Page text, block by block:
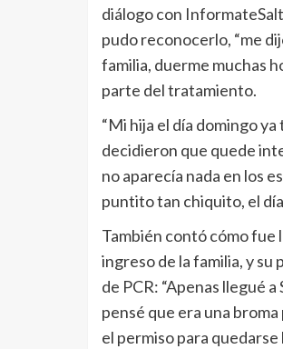
diálogo con
pudo reconocerlo, “me
familia, duerme muchas
parte del tratamiento.
“Mi hija el día domingo
decidieron que quede
no aparecía nada en los
puntito tan chiquito, el
También contó cómo fue
ingreso de la familia, y
de PCR: “Apenas llegué
pensé que era una
el permiso para